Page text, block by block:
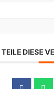
TEILE DIESE